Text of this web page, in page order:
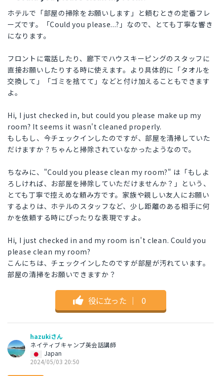
ホテルで「部屋の掃除をお願いします」と頼むときの定番フレ
ーズです。「Could you please...?」なので、とても丁寧な響き
になります。
フロントに電話したり、廊下でハウスキーピングのスタッフに
直接お願いしたりする時に使えます。より具体的に「タオルを
交換して」「ゴミを捨てて」などと付け加えることもできます
よ。
Hi, I just checked in, but could you please make up my
room? It seems it wasn't cleaned properly.
もしもし、今チェックインしたのですが、部屋を清掃していた
だけますか？ちゃんと掃除されていなかったようなので。
ちなみに、"Could you please clean my room?" は「もしよ
ろしければ、お部屋を掃除していただけませんか？」という、
とても丁寧で控えめな頼み方です。家族や親しい友人にお願い
するよりは、ホテルのスタッフなど、少し距離のある相手に何
かを依頼する時にぴったりな表現ですよ。
Hi, I just checked in and my room isn't clean. Could you
please clean my room?
こんにちは、チェックインしたのですが部屋が汚れています。
部屋の清掃をお願いできますか？
役に立った ｜ 0
hazukiさん
ネイティブキャンプ英会話講師
Japan
2024/05/03 20:50